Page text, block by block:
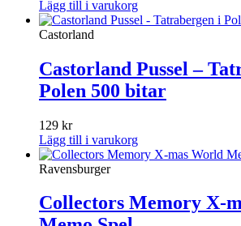
Lägg till i varukorg
Castorland
Castorland Pussel –
Polen 500 bitar
129 kr
Lägg till i varukorg
Ravensburger
Collectors Memory X-